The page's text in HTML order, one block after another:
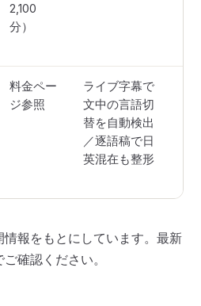
2,100
分）
料金ペー
ジ参照
ライブ字幕で
文中の言語切
替を自動検出
／逐語稿で日
英混在も整形
報をもとにしています。最新
確認ください。